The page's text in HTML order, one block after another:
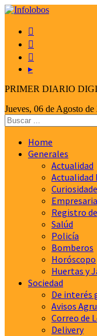



▸
PRIMER DIARIO
Jueves, 06 de Agosto de
Home
Generales
Actualidad
Actualidad
Registro
Salúd
Policía
Bomberos
Horóscopo
Huertas y
Sociedad
De interés
Avisos
Correo de
Delivery